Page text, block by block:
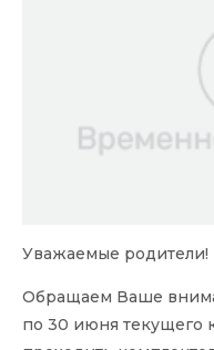
Уважаемые родители!
Обращаем Ваше
по 30 июня текущего